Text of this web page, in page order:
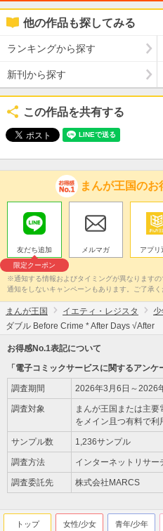
他の作品も探してみる
ランキングから探す
新刊から探す
この作品を共有する
まんが王国のお
友だち追加
限定クーポン
メルマガ アプリ
※通知する情報およびタイミングが異なります
通知をしないキャンペーンもあります。ご了承く
まんが王国 イエティ・レジスタ
ダブル Before Crime * After Days √After
お得感No.1表記について
「電子コミックサービスに関するアンケ
調査期間 2026年3月6日～2026
調査対象
まんが王国または主
をメイン且つ有料で
サンプル数 1,236サンプル
調査方法 インターネットリサー
調査委託先 株式会社MARCS
トップ 女性/少女 青年/少年